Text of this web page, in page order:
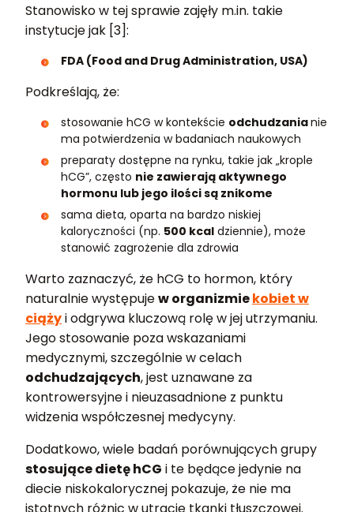
Stanowisko w tej sprawie zajęły m.in. takie
instytucje jak [3]:
FDA (Food and Drug Administration, USA)
Podkreślają, że:
stosowanie hCG w kontekście odchudzanianie
ma potwierdzenia w badaniach naukowych
preparaty dostępne na rynku, takie jak „krople
hCG”, często nie zawierają aktywnego
hormonu lub jego ilości są znikome
sama dieta, oparta na bardzo niskiej
kaloryczności (np. 500 kcal dziennie), może
stanowić zagrożenie dla zdrowia
Warto zaznaczyć, że hCG to hormon, który
naturalnie występujew organizmiekobiet w
ciążyi odgrywa kluczową rolę w jej utrzymaniu.
Jego stosowanie poza wskazaniami
medycznymi, szczególnie w celach
odchudzających, jest uznawane za
kontrowersyjne i nieuzasadnione z punktu
widzenia współczesnej medycyny.
Dodatkowo, wiele badań porównujących grupy
stosujące dietę hCG i te będące jedynie na
diecie niskokalorycznej pokazuje, że nie ma
istotnych różnic w utracie tkanki tłuszczowej.